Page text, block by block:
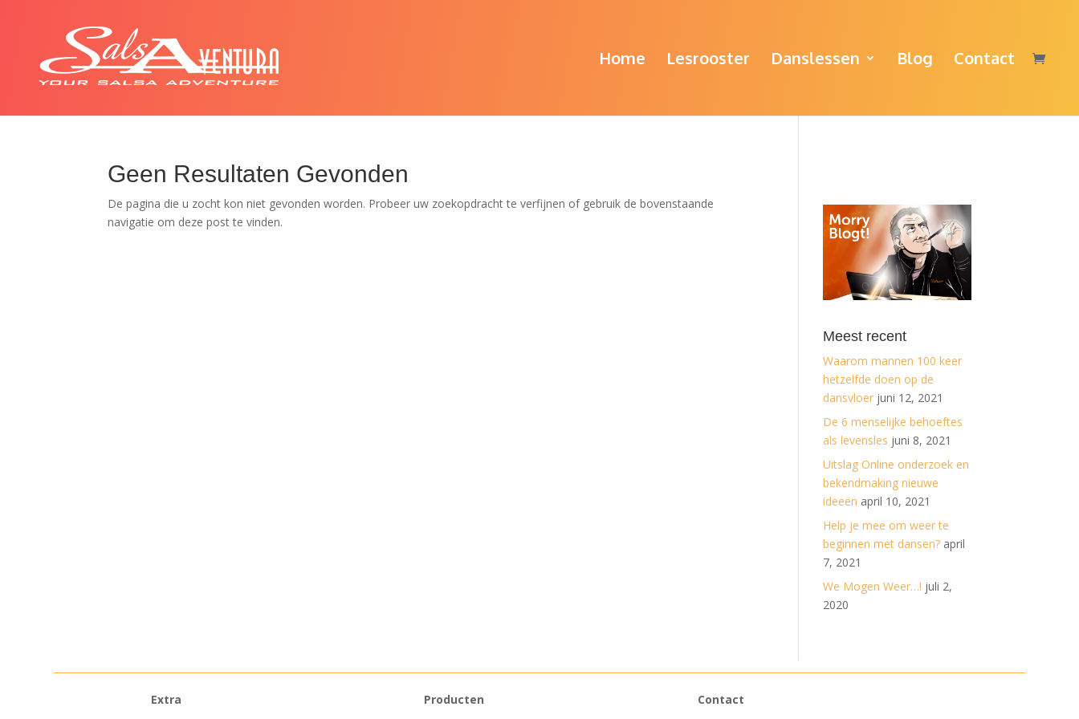
Home Lesrooster Danslessen Blog Contact
Geen Resultaten Gevonden
De pagina die u zocht kon niet gevonden worden. Probeer uw zoekopdracht te verfijnen of gebruik de bovenstaande
navigatie om deze post te vinden.
Meest recent
Waarom mannen 100 keer
hetzelfde doen op de
dansvloer juni 12, 2021
De 6 menselijke behoeftes
als levensles juni 8, 2021
Uitslag Online onderzoek en
bekendmaking nieuwe
ideeën april 10, 2021
Help je mee om weer te
beginnen met dansen? april
7, 2021
We Mogen Weer…! juli 2,
2020
Extra
Producten
Contact